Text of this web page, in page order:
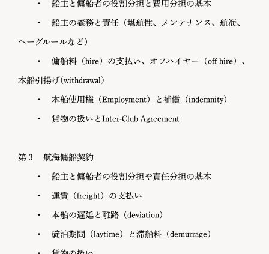
・ 船主と傭船者の役割分担と費用分担の基本
・ 船主の義務と責任（堪航性、メンテナンス、航海、
ヘーグルールなど）
・ 傭船料（hire）の支払い、オフハイヤー（off hire）、
本船引揚げ(withdrawal)
・ 本船使用権（Employment）と補償（indemnity）
・ 貨物の扱いとInter-Club Agreement
第３ 航海傭船契約
・ 船主と傭船者の役割分担や責任分担の基本
・ 運賃（freight）の支払い
・ 本船の遅延と離路（deviation）
・ 碇泊期間（laytime）と滞船料（demurrage）